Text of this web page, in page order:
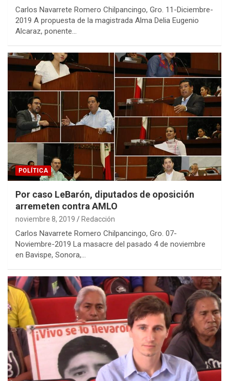
Carlos Navarrete Romero Chilpancingo, Gro. 11-Diciembre-
2019 A propuesta de la magistrada Alma Delia Eugenio
Alcaraz, ponente…
POLÍTICA
Por caso LeBarón, diputados de oposición
arremeten contra AMLO
noviembre 8, 2019 Redacción
Carlos Navarrete Romero Chilpancingo, Gro. 07-
Noviembre-2019 La masacre del pasado 4 de noviembre
en Bavispe, Sonora,…